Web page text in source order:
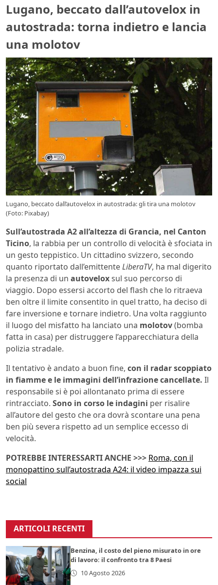
Lugano, beccato dall’autovelox in
autostrada: torna indietro e lancia
una molotov
Lugano, beccato dall’autovelox in autostrada: gli tira una molotov
(Foto: Pixabay)
Sull’autostrada A2 all’altezza di Grancia, nel Canton
Ticino, la rabbia per un controllo di velocità è sfociata in
un gesto teppistico. Un cittadino svizzero, secondo
quanto riportato dall’emittenteLiberaTV, ha mal digerito
la presenza di un autoveloxsul suo percorso di
viaggio. Dopo essersi accorto del flash che lo ritraeva
ben oltre il limite consentito in quel tratto, ha deciso di
fare inversione e tornare indietro. Una volta raggiunto
il luogo del misfatto ha lanciato una molotov(bomba
fatta in casa) per distruggere l’apparecchiatura della
polizia stradale.
Il tentativo è andato a buon fine, con il radar scoppiato
in fiamme e le immagini dell’infrazione cancellate. Il
responsabile si è poi allontanato prima di essere
rintracciato. Sono in corso le indagini per risalire
all’autore del gesto che ora dovrà scontare una pena
ben più severa rispetto ad un semplice eccesso di
velocità.
POTREBBE INTERESSARTI ANCHE >>> Roma, con il
monopattino sull’autostrada A24: il video impazza sui
social
ARTICOLI RECENTI
Benzina, il costo del pieno misurato in ore
di lavoro: il confronto tra 8 Paesi
10 Agosto 2026